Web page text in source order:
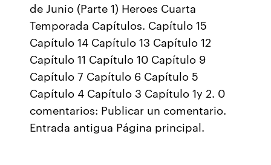
de Junio (Parte 1) Heroes Cuarta
Temporada Capítulos. Capítulo 15
Capítulo 14 Capítulo 13 Capítulo 12
Capítulo 11 Capítulo 10 Capítulo 9
Capítulo 7 Capítulo 6 Capítulo 5
Capítulo 4 Capítulo 3 Capítulo 1y 2. 0
comentarios: Publicar un comentario.
Entrada antigua Página principal.